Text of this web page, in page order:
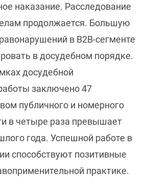
наказание. Расследование
продолжается. Большую
в B2B-сегменте
в досудебном порядке.
досудебной
заключено 47
публичного и номерного
в четыре раза превышает
года. Успешной работе в
способствуют позитивные
практике.